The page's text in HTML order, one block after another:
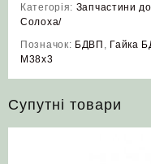
Категорія: Запчастини
Солоха/
Позначок: БДВП Гайка
М38х3
Супутні товари